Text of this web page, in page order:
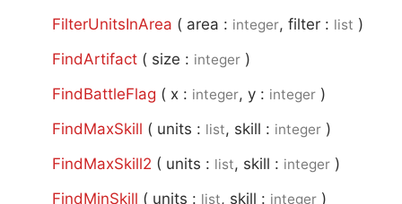
FilterUnitsInArea ( area : integer, filter : list )
FindArtifact ( size : integer )
FindBattleFlag ( x : integer, y : integer )
FindMaxSkill ( units : list, skill : integer )
FindMaxSkill2 ( units : list, skill : integer )
FindMinSkill ( units : list, skill : integer )